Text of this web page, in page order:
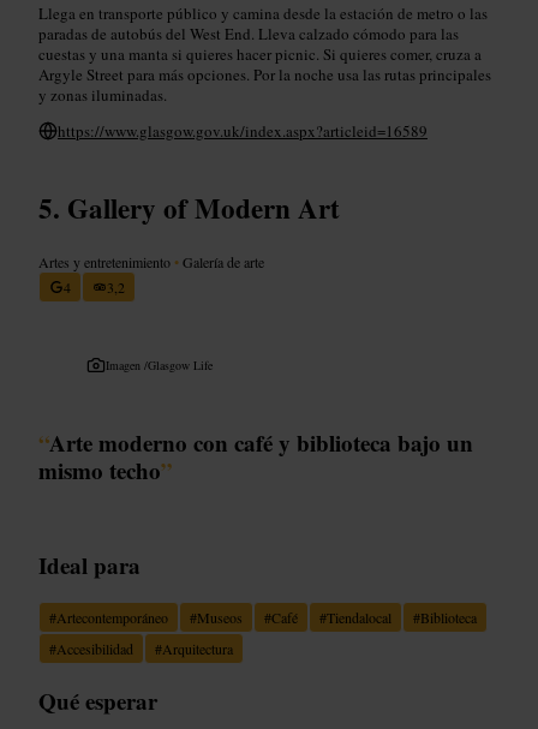
Llega en transporte público y camina desde la estación de metro o las
paradas de autobús del West End. Lleva calzado cómodo para las
cuestas y una manta si quieres hacer picnic. Si quieres comer, cruza a
Argyle Street para más opciones. Por la noche usa las rutas principales
y zonas iluminadas.
https://www.glasgow.gov.uk/index.aspx?articleid=16589
Gallery of Modern Art
Artes y entretenimiento •Galería de arte
4
3,2
Imagen /Glasgow Life
“Arte moderno con café y biblioteca bajo un
mismo techo”
Ideal para
#Artecontemporáneo #Museos #Café #Tiendalocal #Biblioteca
#Accesibilidad #Arquitectura
Qué esperar